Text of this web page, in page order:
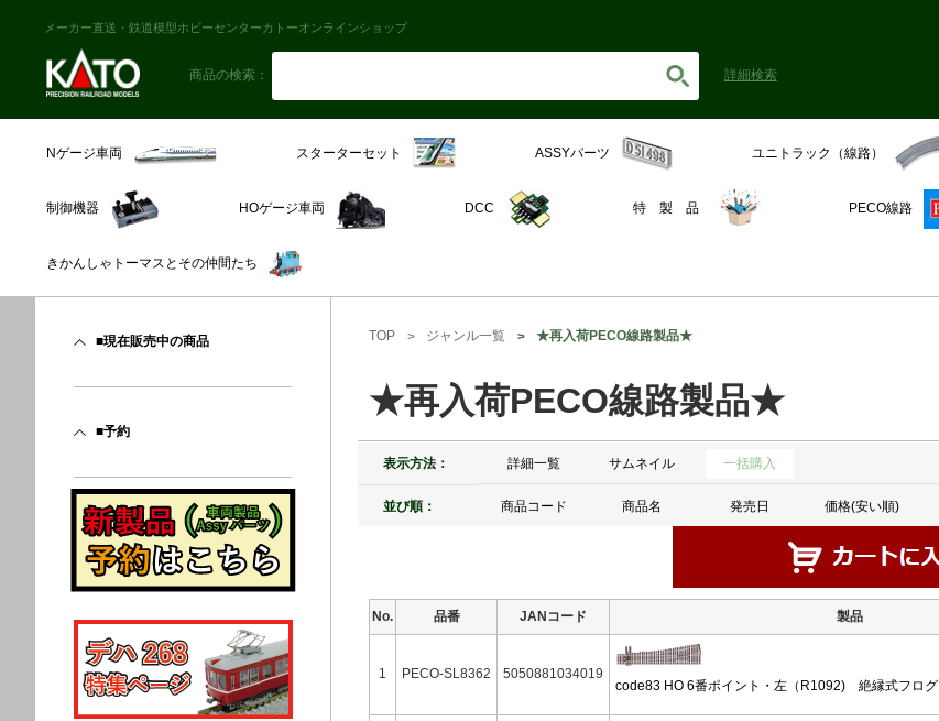
メーカー直送・鉄道模型ホビーセンターカトーオンラインショップ
商品の検索： 詳細検索
Nゲージ車両 スターターセット ASSYパーツ ユニトラック（線路）
制御機器 HOゲージ車両 DCC 特 製 品 PECO線路
きかんしゃトーマスとその仲間たち
TOP ジャンル一覧 ★再入荷PECO線路製品★
★再入荷PECO線路製品★
表示方法： 詳細一覧 サムネイル 一括購入
並び順： 商品コード 商品名 発売日 価格(安い順)
No. 品番 JANコード 製品
1 PECO-SL8362
5050881034019
code83 HO 6番ポイント・左（R1092) 絶縁式フログ
■現在販売中の商品
■予約